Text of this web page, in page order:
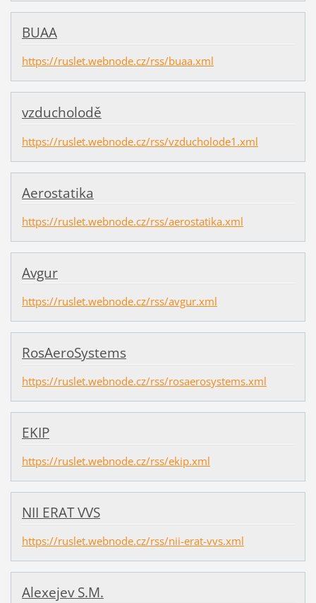
BUAA
https://ruslet.webnode.cz/rss/buaa.xml
vzducholodě
https://ruslet.webnode.cz/rss/vzducholode1.xml
Aerostatika
https://ruslet.webnode.cz/rss/aerostatika.xml
Avgur
https://ruslet.webnode.cz/rss/avgur.xml
RosAeroSystems
https://ruslet.webnode.cz/rss/rosaerosystems.xml
EKIP
https://ruslet.webnode.cz/rss/ekip.xml
NII ERAT VVS
https://ruslet.webnode.cz/rss/nii-erat-vvs.xml
Alexejev S.M.